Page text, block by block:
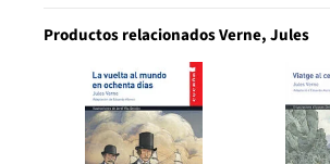
Productos relacionados Verne, Jules